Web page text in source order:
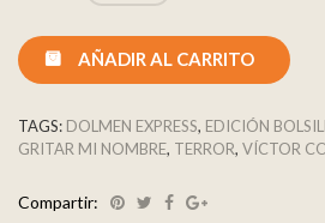
AÑADIR AL CARRITO
TAGS: DOLMEN EXPRESS, EDICIÓN
GRITAR MI NOMBRE, TERROR, VÍCTOR
Compartir: